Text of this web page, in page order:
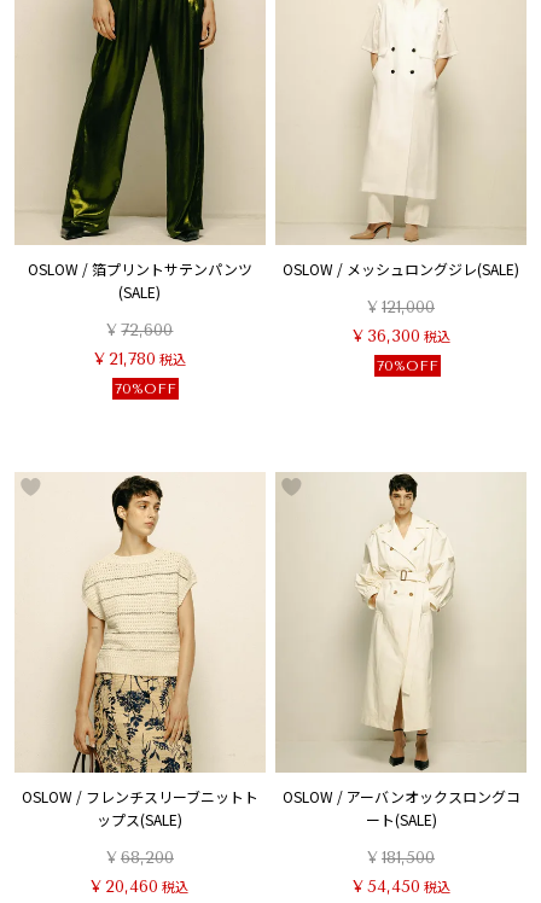
OSLOW / 箔プリントサテンパンツ
(SALE)
¥ 72,600
¥21,780 税込
70%OFF
OSLOW / メッシュロングジレ(SALE)
¥121,000
¥ 36,300 税込
70%OFF
OSLOW / フレンチスリーブニットト
ップス(SALE)
¥68,200
¥ 20,460 税込
OSLOW / アーバンオックスロングコ
ート(SALE)
¥181,500
¥ 54,450 税込